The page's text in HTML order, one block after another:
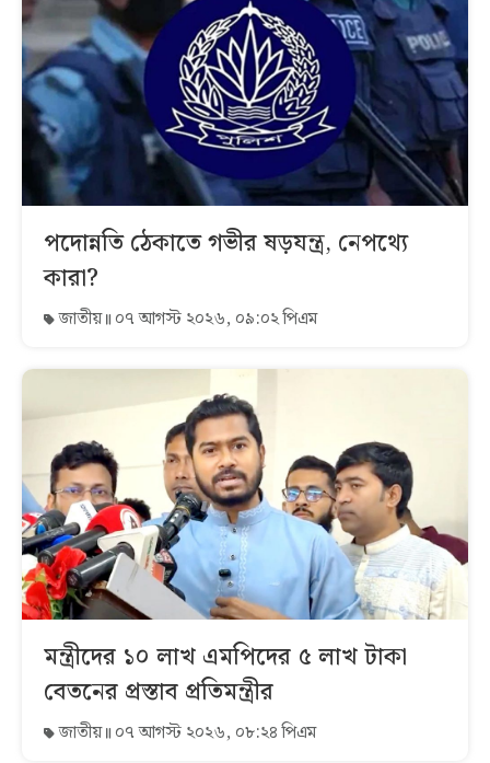
পদোন্নতি ঠেকাতে গভীর ষড়যন্ত্র, নেপথ্যে
কারা?
জাতীয় ০৭ আগস্ট ২০২৬, ০৯:০২ পিএম
মন্ত্রীদের ১০ লাখ এমপিদের ৫ লাখ টাকা
বেতনের প্রস্তাব প্রতিমন্ত্রীর
জাতীয় ০৭ আগস্ট ২০২৬, ০৮:২৪ পিএম